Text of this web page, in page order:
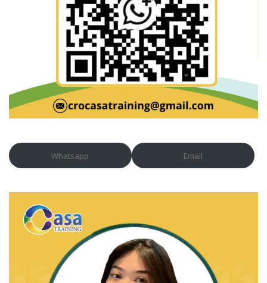
Whatsapp Email